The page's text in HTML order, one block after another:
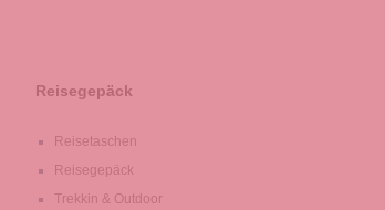
Reisegepäck
Reisetaschen
Reisegepäck
Trekkin & Outdoor